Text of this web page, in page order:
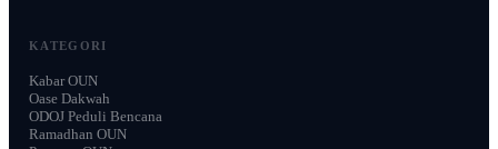
KATEGORI
Kabar OUN
Oase Dakwah
ODOJ Peduli Bencana
Ramadhan OUN